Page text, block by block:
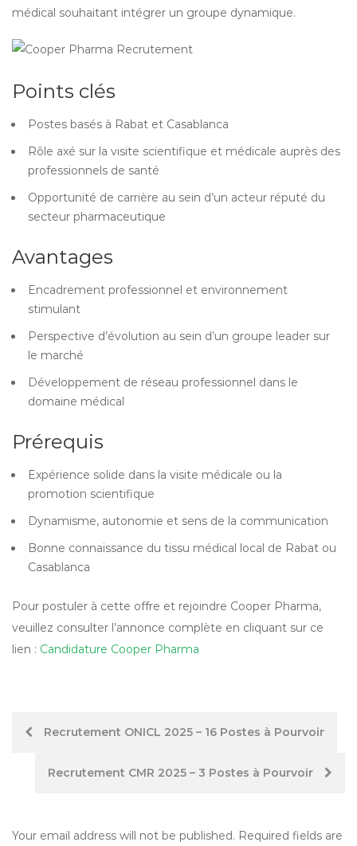
médical souhaitant intégrer un groupe dynamique.
Points clés
Postes basés à Rabat et Casablanca
Rôle axé sur la visite scientifique et médicale auprès des
professionnels de santé
Opportunité de carrière au sein d’un acteur réputé du
secteur pharmaceutique
Avantages
Encadrement professionnel et environnement
stimulant
Perspective d’évolution au sein d’un groupe leader sur
le marché
Développement de réseau professionnel dans le
domaine médical
Prérequis
Expérience solide dans la visite médicale ou la
promotion scientifique
Dynamisme, autonomie et sens de la communication
Bonne connaissance du tissu médical local de Rabat ou
Casablanca
Pour postuler à cette offre et rejoindre Cooper Pharma,
veuillez consulter l’annonce complète en cliquant sur ce
lien : Candidature Cooper Pharma
Post
navigation
Recrutement ONICL 2025 – 16 Postes à Pourvoir
Recrutement CMR 2025 – 3 Postes à Pourvoir
Your email address will not be published. Required fields are